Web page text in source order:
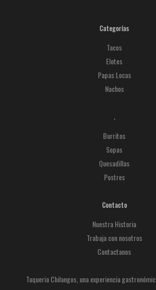
Categorías
Tacos
Elotes
Papas Locas
Nachos
.
Burritos
Sopas
Quesadillas
Postres
Contacto
Nuestra Historia
Trabaja con nosotros
Contactanos
Taqueria Chilangos, una experiencia